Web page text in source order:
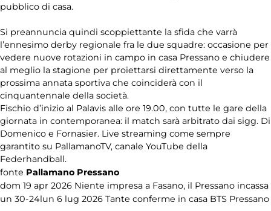
pubblico di casa.
Si preannuncia quindi scoppiettante la sfida che varrà
l’ennesimo derby regionale fra le due squadre: occasione per
vedere nuove rotazioni in campo in casa Pressano e chiudere
al meglio la stagione per proiettarsi direttamente verso la
prossima annata sportiva che coinciderà con il
cinquantennale della società.
Fischio d’inizio al Palavis alle ore 19.00, con tutte le gare della
giornata in contemporanea: il match sarà arbitrato dai sigg. Di
Domenico e Fornasier. Live streaming come sempre
garantito su PallamanoTV, canale YouTube della
Federhandball.
fonte Pallamano Pressano
dom 19 apr 2026 Niente impresa a Fasano, il Pressano incassa
un 30-24lun 6 lug 2026 Tante conferme in casa BTS Pressano
Olimpiadi
Pallamano
Redazionali
Rubriche
Rugby
Sport su
ghiaccio
Tamburello